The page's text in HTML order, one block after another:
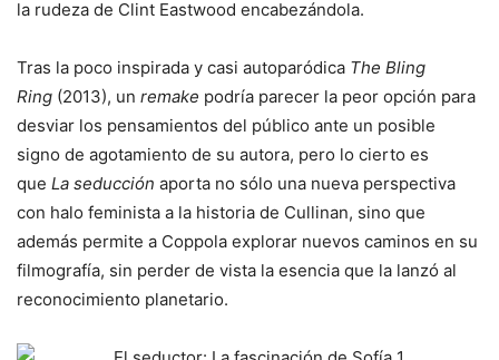
la rudeza de Clint Eastwood encabezándola.
Tras la poco inspirada y casi autoparódica The Bling
Ring (2013), un remake podría parecer la peor opción para
desviar los pensamientos del público ante un posible
signo de agotamiento de su autora, pero lo cierto es
que La seducción aporta no sólo una nueva perspectiva
con halo feminista a la historia de Cullinan, sino que
además permite a Coppola explorar nuevos caminos en su
filmografía, sin perder de vista la esencia que la lanzó al
reconocimiento planetario.